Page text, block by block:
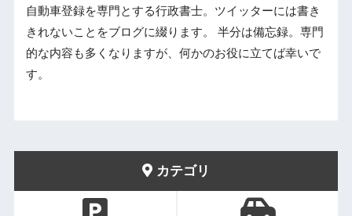
自動車登録を専門とする行政書士。ツイッターには書き
きれないことをブログに綴ります。 半分は備忘録。専門
的な内容も多くなりますが、何かのお役に立てば幸いで
す。
カテゴリ